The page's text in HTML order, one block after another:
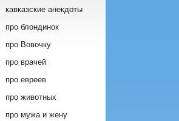
кавказские анекдоты
про блондинок
про Вовочку
про врачей
про евреев
про животных
про мужа и жену